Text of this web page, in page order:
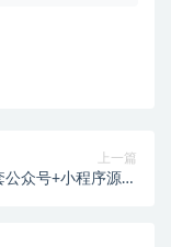
上一篇
众号+小程序源码